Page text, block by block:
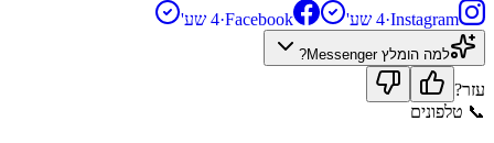
Instagram
·4 שע' Facebook
·4 שע'
למה הומלץMessenger
?
עזר?
📞 טלפונים